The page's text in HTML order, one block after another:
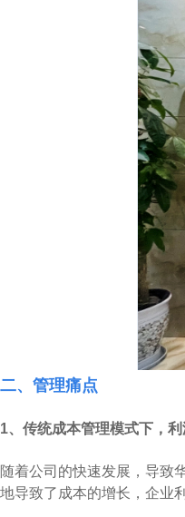
二、管理痛点
1、传统成本管理模式下，
随着公司的快速发展，导致
地导致了成本的增长，企业